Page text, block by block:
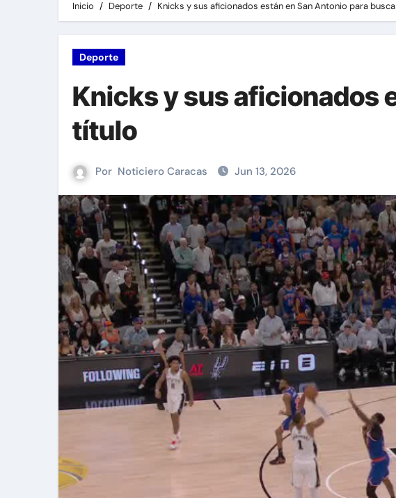
Inicio Deporte Knicks y sus aficionados están en San Antonio para
Deporte
Knicks y sus aficionados
título
Por Noticiero Caracas Jun 13, 2026